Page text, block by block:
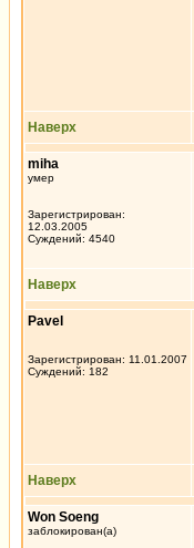
Наверх
miha
умер
Зарегистрирован:
12.03.2005
Суждений: 4540
Наверх
Pavel
Зарегистрирован: 11.01.2007
Суждений: 182
Наверх
Won Soeng
заблокирован(а)